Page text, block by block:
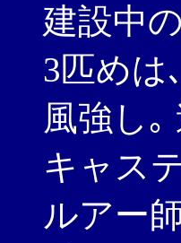
建設中
3匹めは
風強し
キャス
ルアー